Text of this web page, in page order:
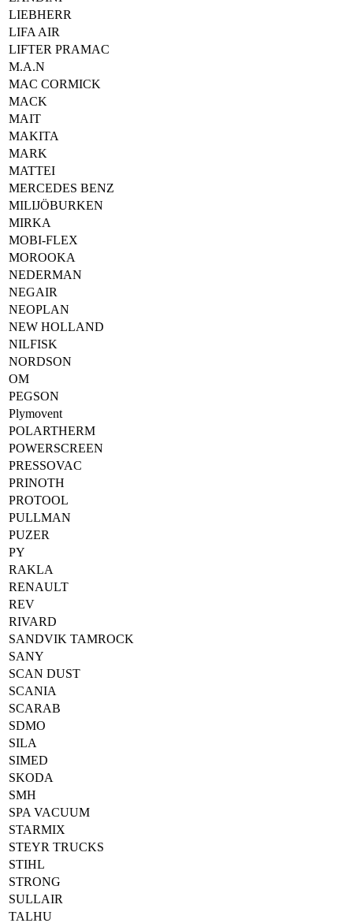
LIEBHERR
LIFA AIR
LIFTER PRAMAC
M.A.N
MAC CORMICK
MACK
MAIT
MAKITA
MARK
MATTEI
MERCEDES BENZ
MILIJÖBURKEN
MIRKA
MOBI-FLEX
MOROOKA
NEDERMAN
NEGAIR
NEOPLAN
NEW HOLLAND
NILFISK
NORDSON
OM
PEGSON
Plymovent
POLARTHERM
POWERSCREEN
PRESSOVAC
PRINOTH
PROTOOL
PULLMAN
PUZER
PY
RAKLA
RENAULT
REV
RIVARD
SANDVIK TAMROCK
SANY
SCAN DUST
SCANIA
SCARAB
SDMO
SILA
SIMED
SKODA
SMH
SPA VACUUM
STARMIX
STEYR TRUCKS
STIHL
STRONG
SULLAIR
TALHU